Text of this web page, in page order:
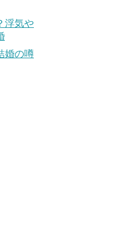
浮気や
婚の噂